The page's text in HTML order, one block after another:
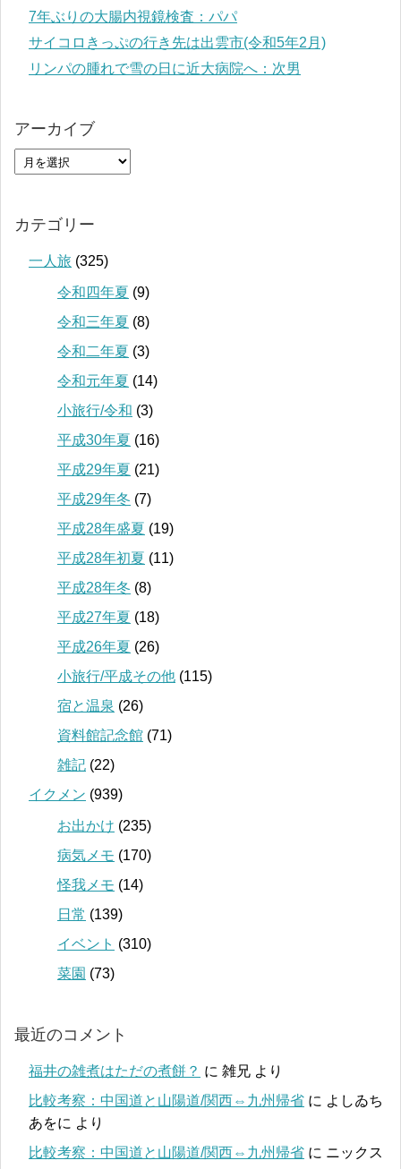
7年ぶりの大腸内視鏡検査：パパ
サイコロきっぷの行き先は出雲市(令和5年2月)
リンパの腫れで雪の日に近大病院へ：次男
アーカイブ
カテゴリー
一人旅 (325)
令和四年夏 (9)
令和三年夏 (8)
令和二年夏 (3)
令和元年夏 (14)
小旅行/令和 (3)
平成30年夏 (16)
平成29年夏 (21)
平成29年冬 (7)
平成28年盛夏 (19)
平成28年初夏 (11)
平成28年冬 (8)
平成27年夏 (18)
平成26年夏 (26)
小旅行/平成その他 (115)
宿と温泉 (26)
資料館記念館 (71)
雑記 (22)
イクメン (939)
お出かけ (235)
病気メモ (170)
怪我メモ (14)
日常 (139)
イベント (310)
菜園 (73)
最近のコメント
福井の雑煮はただの煮餅？ に 雑兄 より
比較考察：中国道と山陽道/関西⇔九州帰省 に よしゐち
あをに より
比較考察：中国道と山陽道/関西⇔九州帰省 に ニックス